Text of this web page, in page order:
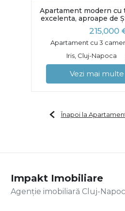
Apartament modern cu
excelenta, aproape de
215,000
Apartament cu 3
Iris, Cluj-Napoca
Vezi mai
Înapoi la
Impakt Imobiliare
Agenție imobiliară Cluj-